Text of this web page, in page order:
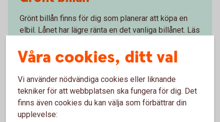
Grönt billån finns för dig som planerar att köpa en
elbil. Lånet har lägre ränta en det vanliga billånet. Läs
Grönt billån – räkna på lån för miljövänligbil
Våra cookies, ditt val
Vi använder nödvändiga cookies eller liknande
tekniker för att webbplatsen ska fungera för dig. Det
finns även cookies du kan välja som förbättrar din
upplevelse: